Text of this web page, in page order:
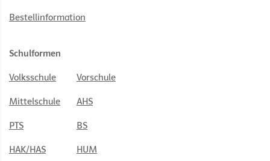
Bestellinformation
Schulformen
Volksschule Vorschule
Mittelschule AHS
PTS BS
HAK/HAS HUM